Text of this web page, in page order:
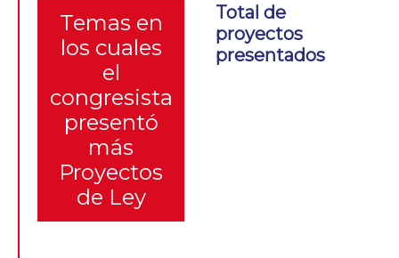
Temas en
los cuales
el
congresista
presentó
más
Proyectos
de Ley
Total de
proyectos
presentados